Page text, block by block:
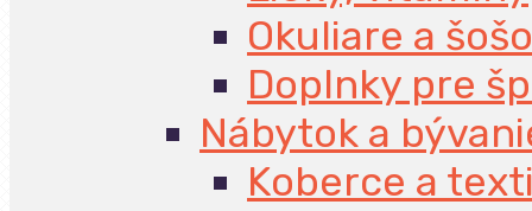
Okuliare a
Doplnky pre
Nábytok a
Koberce a